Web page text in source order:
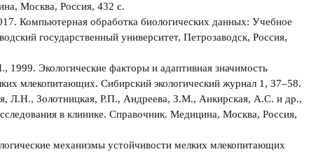
Москва, Россия, 432 с.
Компьютерная обработка биологических данных: Учебное
государственный университет, Петрозаводск, Россия,
Экологические факторы и адаптивная значимость
млекопитающих. Сибирский экологический журнал 1, 37‒58.
Л.Н., Золотницкая, Р.П., Андреева, З.М., Анкирская, А.С. и др.,
в клинике. Справочник. Медицина, Москва, Россия,
механизмы устойчивости мелких млекопитающих